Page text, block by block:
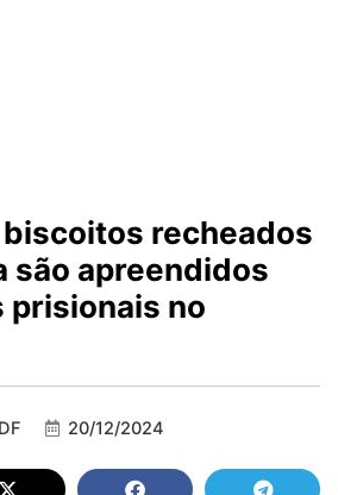
biscoitos recheados
são apreendidos
prisionais no
20/12/2024